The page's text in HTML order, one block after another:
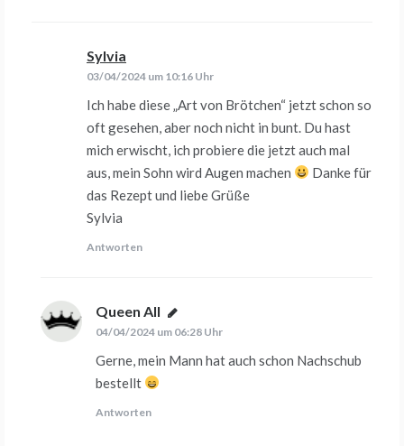
Sylvia
03/04/2024 um 10:16 Uhr
Ich habe diese „Art von Brötchen“ jetzt schon so
oft gesehen, aber noch nicht in bunt. Du hast
mich erwischt, ich probiere die jetzt auch mal
aus, mein Sohn wird Augen machen
Danke für
das Rezept und liebe Grüße
Sylvia
Antworten
Queen All sagt:
04/04/2024 um 06:28 Uhr
Gerne, mein Mann hat auch schon Nachschub
bestellt
Antworten